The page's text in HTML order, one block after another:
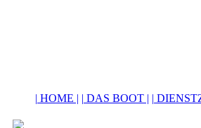
| HOME | | DAS BOOT | |